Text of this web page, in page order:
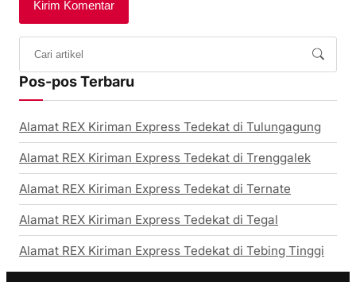
Pos-pos Terbaru
Alamat REX Kiriman Express Tedekat di Tulungagung
Alamat REX Kiriman Express Tedekat di Trenggalek
Alamat REX Kiriman Express Tedekat di Ternate
Alamat REX Kiriman Express Tedekat di Tegal
Alamat REX Kiriman Express Tedekat di Tebing Tinggi